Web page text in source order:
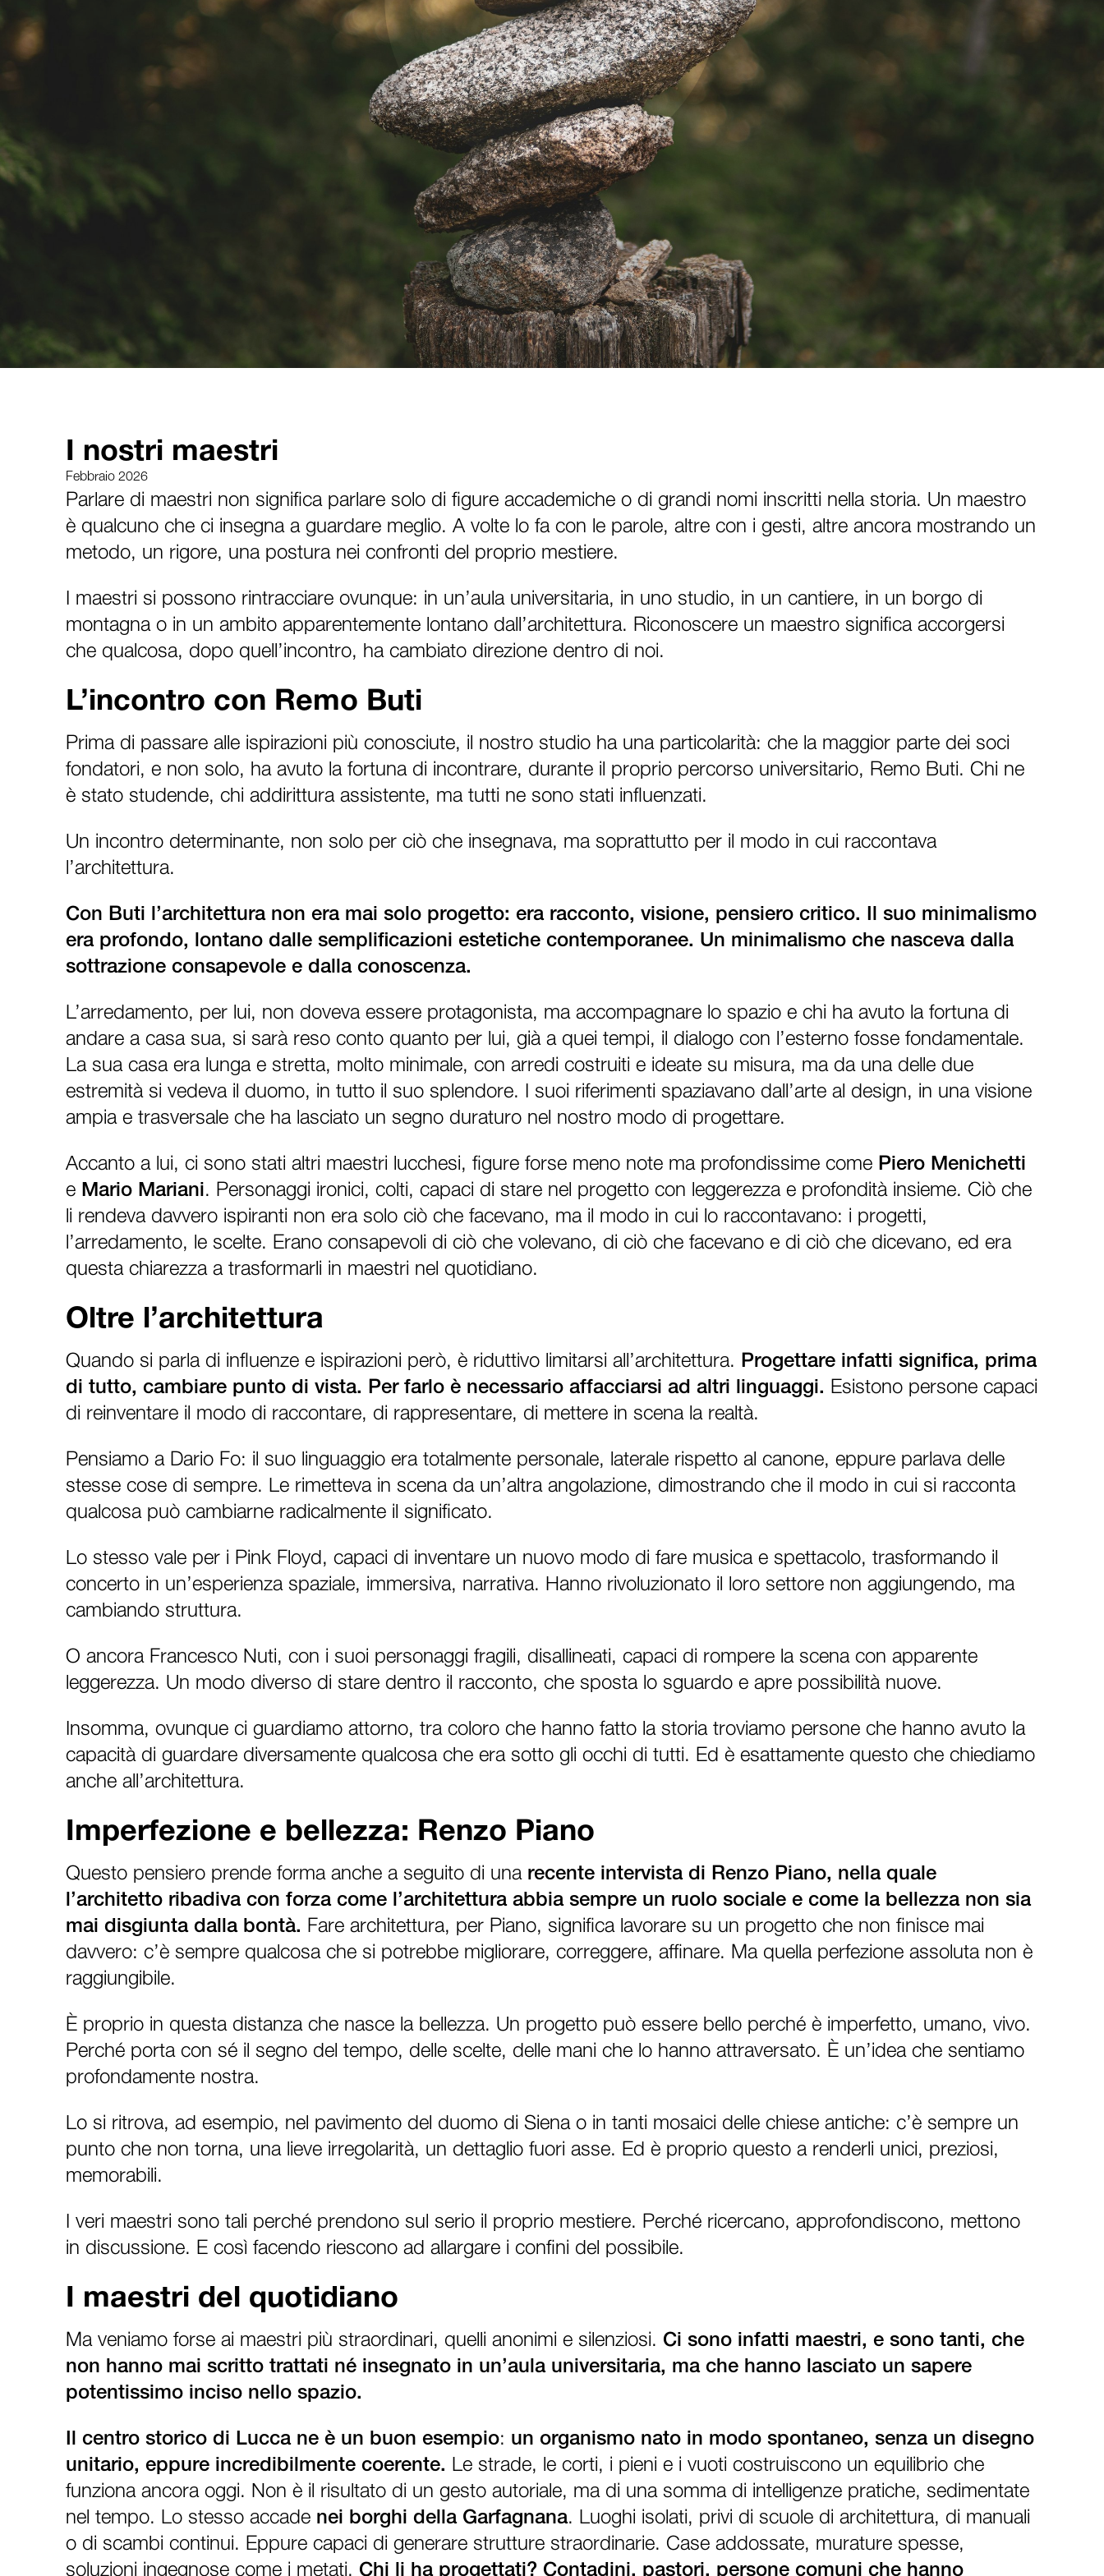
I nostri maestri
Febbraio 2026
Parlare di maestri non significa parlare solo di figure accademiche o di grandi nomi inscritti nella storia. Un maestro
è qualcuno che ci insegna a guardare meglio. A volte lo fa con le parole, altre con i gesti, altre ancora mostrando un
metodo, un rigore, una postura nei confronti del proprio mestiere.
I maestri si possono rintracciare ovunque: in un’aula universitaria, in uno studio, in un cantiere, in un borgo di
montagna o in un ambito apparentemente lontano dall’architettura. Riconoscere un maestro significa accorgersi
che qualcosa, dopo quell’incontro, ha cambiato direzione dentro di noi.
L’incontro con Remo Buti
Prima di passare alle ispirazioni più conosciute, il nostro studio ha una particolarità: che la maggior parte dei soci
fondatori, e non solo, ha avuto la fortuna di incontrare, durante il proprio percorso universitario, Remo Buti. Chi ne
è stato studende, chi addirittura assistente, ma tutti ne sono stati influenzati.
Un incontro determinante, non solo per ciò che insegnava, ma soprattutto per il modo in cui raccontava
l’architettura.
Con Buti l’architettura non era mai solo progetto: era racconto, visione, pensiero critico. Il suo minimalismo
era profondo, lontano dalle semplificazioni estetiche contemporanee. Un minimalismo che nasceva dalla
sottrazione consapevole e dalla conoscenza.
L’arredamento, per lui, non doveva essere protagonista, ma accompagnare lo spazio e chi ha avuto la fortuna di
andare a casa sua, si sarà reso conto quanto per lui, già a quei tempi, il dialogo con l’esterno fosse fondamentale.
La sua casa era lunga e stretta, molto minimale, con arredi costruiti e ideate su misura, ma da una delle due
estremità si vedeva il duomo, in tutto il suo splendore. I suoi riferimenti spaziavano dall’arte al design, in una visione
ampia e trasversale che ha lasciato un segno duraturo nel nostro modo di progettare.
Accanto a lui, ci sono stati altri maestri lucchesi, figure forse meno note ma profondissime come Piero Menichetti
e Mario Mariani. Personaggi ironici, colti, capaci di stare nel progetto con leggerezza e profondità insieme. Ciò che
li rendeva davvero ispiranti non era solo ciò che facevano, ma il modo in cui lo raccontavano: i progetti,
l’arredamento, le scelte. Erano consapevoli di ciò che volevano, di ciò che facevano e di ciò che dicevano, ed era
questa chiarezza a trasformarli in maestri nel quotidiano.
Oltre l’architettura
Quando si parla di influenze e ispirazioni però, è riduttivo limitarsi all’architettura. Progettare infatti significa, prima
di tutto, cambiare punto di vista. Per farlo è necessario affacciarsi ad altri linguaggi. Esistono persone capaci
di reinventare il modo di raccontare, di rappresentare, di mettere in scena la realtà.
Pensiamo a Dario Fo: il suo linguaggio era totalmente personale, laterale rispetto al canone, eppure parlava delle
stesse cose di sempre. Le rimetteva in scena da un’altra angolazione, dimostrando che il modo in cui si racconta
qualcosa può cambiarne radicalmente il significato.
Lo stesso vale per i Pink Floyd, capaci di inventare un nuovo modo di fare musica e spettacolo, trasformando il
concerto in un’esperienza spaziale, immersiva, narrativa. Hanno rivoluzionato il loro settore non aggiungendo, ma
cambiando struttura.
O ancora Francesco Nuti, con i suoi personaggi fragili, disallineati, capaci di rompere la scena con apparente
leggerezza. Un modo diverso di stare dentro il racconto, che sposta lo sguardo e apre possibilità nuove.
Insomma, ovunque ci guardiamo attorno, tra coloro che hanno fatto la storia troviamo persone che hanno avuto la
capacità di guardare diversamente qualcosa che era sotto gli occhi di tutti. Ed è esattamente questo che chiediamo
anche all’architettura.
Imperfezione e bellezza: Renzo Piano
Questo pensiero prende forma anche a seguito di una recente intervista di Renzo Piano, nella quale
l’architetto ribadiva con forza come l’architettura abbia sempre un ruolo sociale e come la bellezza non sia
mai disgiunta dalla bontà. Fare architettura, per Piano, significa lavorare su un progetto che non finisce mai
davvero: c’è sempre qualcosa che si potrebbe migliorare, correggere, affinare. Ma quella perfezione assoluta non è
raggiungibile.
È proprio in questa distanza che nasce la bellezza. Un progetto può essere bello perché è imperfetto, umano, vivo.
Perché porta con sé il segno del tempo, delle scelte, delle mani che lo hanno attraversato. È un’idea che sentiamo
profondamente nostra.
Lo si ritrova, ad esempio, nel pavimento del duomo di Siena o in tanti mosaici delle chiese antiche: c’è sempre un
punto che non torna, una lieve irregolarità, un dettaglio fuori asse. Ed è proprio questo a renderli unici, preziosi,
memorabili.
I veri maestri sono tali perché prendono sul serio il proprio mestiere. Perché ricercano, approfondiscono, mettono
in discussione. E così facendo riescono ad allargare i confini del possibile.
I maestri del quotidiano
Ma veniamo forse ai maestri più straordinari, quelli anonimi e silenziosi. Ci sono infatti maestri, e sono tanti, che
non hanno mai scritto trattati né insegnato in un’aula universitaria, ma che hanno lasciato un sapere
potentissimo inciso nello spazio.
Il centro storico di Lucca ne è un buon esempio: un organismo nato in modo spontaneo, senza un disegno
unitario, eppure incredibilmente coerente. Le strade, le corti, i pieni e i vuoti costruiscono un equilibrio che
funziona ancora oggi. Non è il risultato di un gesto autoriale, ma di una somma di intelligenze pratiche, sedimentate
nel tempo. Lo stesso accade nei borghi della Garfagnana. Luoghi isolati, privi di scuole di architettura, di manuali
o di scambi continui. Eppure capaci di generare strutture straordinarie. Case addossate, murature spesse,
soluzioni ingegnose come i metati. Chi li ha progettati? Contadini, pastori, persone comuni che hanno